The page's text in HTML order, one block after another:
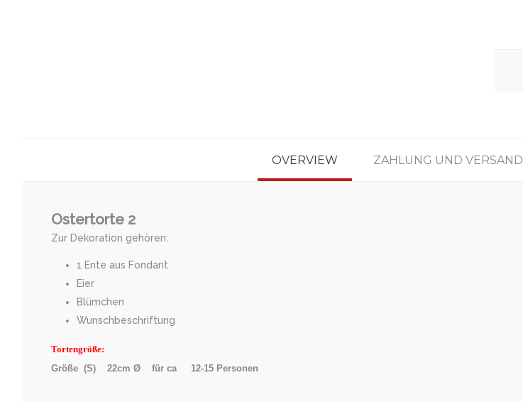
OVERVIEW ZAHLUNG UND VERSAND
Ostertorte 2
Zur Dekoration gehören:
1 Ente aus Fondant
Eier
Blümchen
Wunschbeschriftung
Tortengröße:
Größe (S) 22cm Ø für ca 12-15 Personen